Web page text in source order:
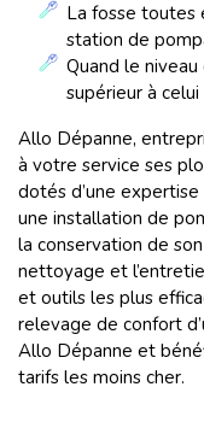
La fosse toutes
station de
Quand le
supérieur à
Allo Dépanne,
à votre service ses
dotés d’une
une installation de
la conservation de
nettoyage et
et outils les plus
relevage de confort
Allo Dépanne et
tarifs les moins cher.